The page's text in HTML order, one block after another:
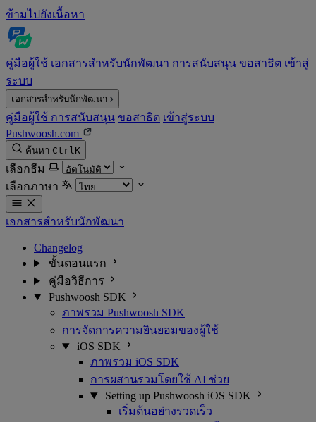
ข้ามไปยังเนื้อหา
คู่มือผู้ใช้ เอกสารสำหรับนักพัฒนา การสนับสนุน ขอสาธิต เข้าสู่
ระบบ
เอกสารสำหรับนักพัฒนา
คู่มือผู้ใช้ การสนับสนุน ขอสาธิต เข้าสู่ระบบ
Pushwoosh.com
ค้นหา CtrlK
เลือกธีม
เลือกภาษา
เอกสารสำหรับนักพัฒนา
Changelog
ขั้นตอนแรก
คู่มือวิธีการ
Pushwoosh SDK
ภาพรวม Pushwoosh SDK
การจัดการความยินยอมของผู้ใช้
iOS SDK
ภาพรวม iOS SDK
การผสานรวมโดยใช้ AI ช่วย
Setting up Pushwoosh iOS SDK
เริ่มต้นอย่างรวดเร็ว